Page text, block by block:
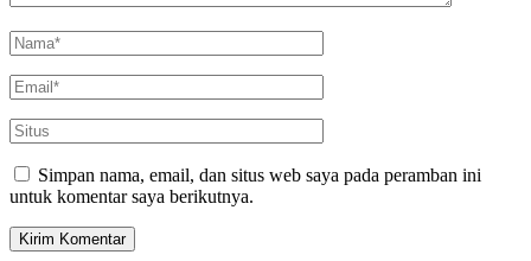
Simpan nama, email, dan situs web saya pada peramban ini
untuk komentar saya berikutnya.